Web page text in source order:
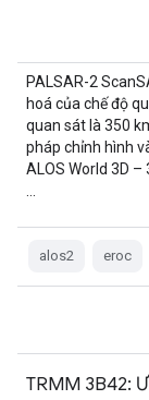
PALSAR-2
hoá của chế độ
quan sát là 350
pháp chỉnh hình
ALOS World 3D
alos2 eroc
TRMM 3B42: